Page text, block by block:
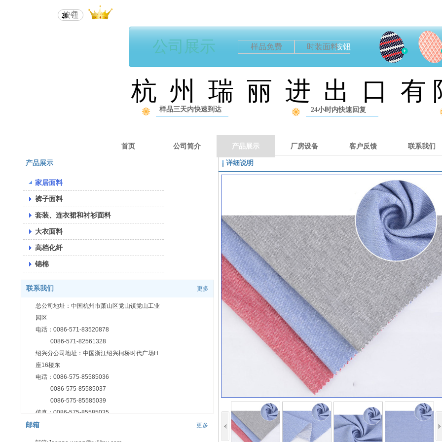
首页 公司简介 产品展示 厂房设备 客户反馈 联系我们
按钮
20 年
按钮
杭 州 瑞 丽 进 出 口 有
样品三天内快速到达 24小时内快速回复
公司展示 样品免费 时装面料
产品展示
家居面料
裤子面料
套装、连衣裙和衬衫面料
大衣面料
高档化纤
锦棉
联系我们 更多
总公司地址：中国杭州市萧山区党山镇党山工业
园区
电话：0086-571-83520878
0086-571-82561328
绍兴分公司地址：中国浙江绍兴柯桥时代广场H
座16楼东
电话：0086-575-85585036
0086-575-85585037
0086-575-85585039
传真：0086-575-85585035
0086-575-84782832
邮箱 更多
详细说明